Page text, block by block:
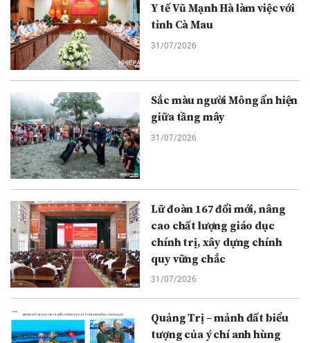
Y tế Vũ Mạnh Hà làm việc với
tỉnh Cà Mau
31/07/2026
Sắc màu người Mông ẩn hiện
giữa tầng mây
31/07/2026
Lữ đoàn 167 đổi mới, nâng
cao chất lượng giáo dục
chính trị, xây dựng chính
quy vững chắc
31/07/2026
Quảng Trị – mảnh đất biểu
tượng của ý chí anh hùng